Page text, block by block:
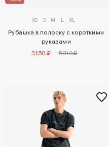
XS S M L XL
Рубашка в полоску с короткими
рукавами
3150 ₽
5810 ₽